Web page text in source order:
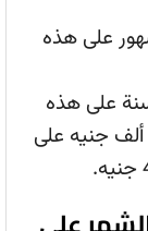
جنيه في البنك كل 3 شهور على هذه
السنة على هذه
الشهادة هو 406 جنيه، وفوائد 100 ألف جنيه على